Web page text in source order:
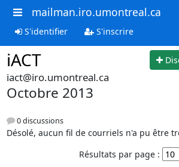
mailman.iro.umontreal.ca
S'identifier S'inscrire
iACT
iact@iro.umontreal.ca
Octobre 2013
0 discussions
Désolé, aucun fil de courriels n'a pu être
Résultats par page :